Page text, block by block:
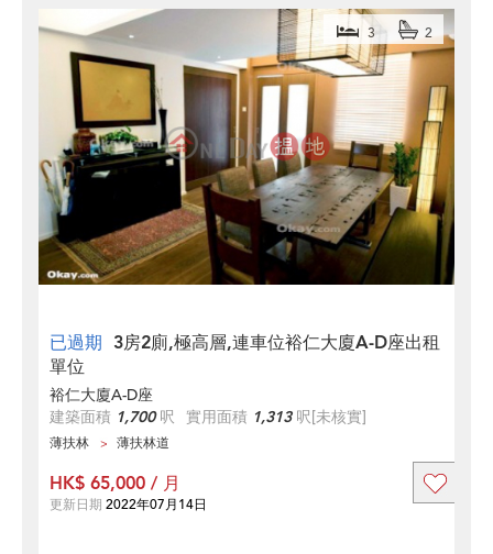
已過期 3房2廁,極高層,連車位裕仁大廈A-D座出租
單位
3 2
裕仁大廈A-D座
建築面積 1,700呎 實用面積 1,313呎[未核實]
薄扶林 薄扶林道
HK$ 65,000 / 月
更新日期 2022年07月14日